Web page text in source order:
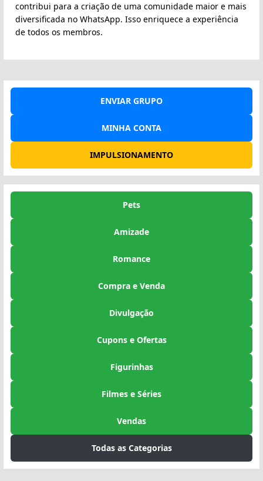
contribui para a criação de uma comunidade maior e mais
diversificada no WhatsApp. Isso enriquece a experiência
de todos os membros.
ENVIAR GRUPO
MINHA CONTA
IMPULSIONAMENTO
Pets
Amizade
Romance
Compra e Venda
Divulgação
Cupons e Ofertas
Figurinhas
Filmes e Séries
Vendas
Todas as Categorias